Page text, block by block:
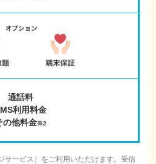
通話料
利用料金
の他料金※2
サービス）をご利用いただけます。受信